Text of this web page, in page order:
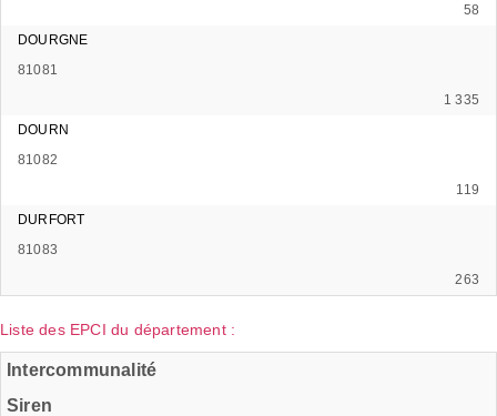
58
DOURGNE
81081
1 335
DOURN
81082
119
DURFORT
81083
263
Liste des EPCI du département :
Intercommunalité
Siren